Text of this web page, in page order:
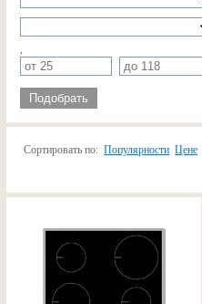
Подобрать
Сортировать по: Популярности Цене